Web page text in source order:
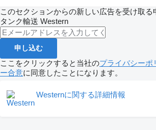
このセクションからの新しい広告を受け取る
タンク輸送 Western
申し込む
ここをクリックすると当社のプライバシーポ
ー合意に同意したことになります。
Westernに関する詳細情報